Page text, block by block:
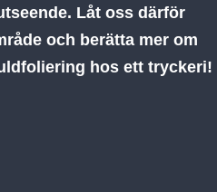
Låt oss därför
och berätta mer om
hos ett tryckeri!